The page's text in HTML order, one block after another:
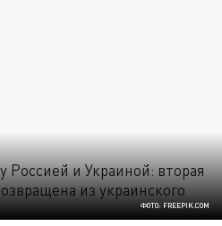
ФОТО: FREEPIK.COM